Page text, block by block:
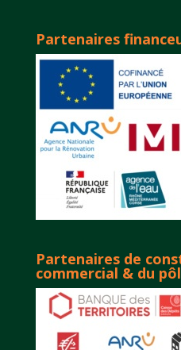
Partenaires
Partenaires de
commercial & du